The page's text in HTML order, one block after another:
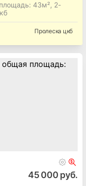
43м², 2-
Пролеска цкб
45 000 руб.